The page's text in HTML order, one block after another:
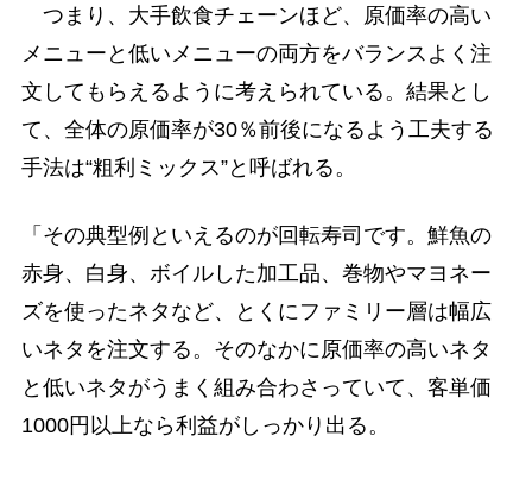
つまり、大手飲食チェーンほど、原価率の高い
メニューと低いメニューの両方をバランスよく注
文してもらえるように考えられている。結果とし
て、全体の原価率が30％前後になるよう工夫する
手法は“粗利ミックス”と呼ばれる。
「その典型例といえるのが回転寿司です。鮮魚の
赤身、白身、ボイルした加工品、巻物やマヨネー
ズを使ったネタなど、とくにファミリー層は幅広
いネタを注文する。そのなかに原価率の高いネタ
と低いネタがうまく組み合わさっていて、客単価
1000円以上なら利益がしっかり出る。